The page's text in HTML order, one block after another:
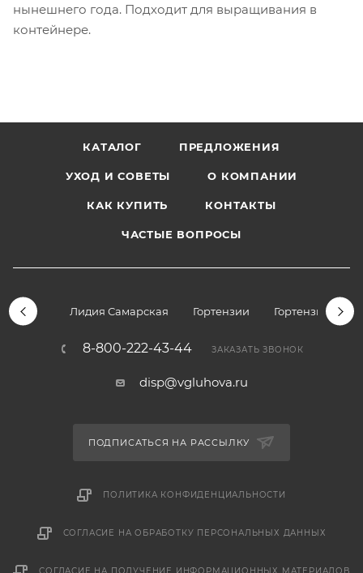
нынешнего года. Подходит для выращивания в
контейнере.
КАТАЛОГ ПРЕДЛОЖЕНИЯ
УХОД И СОВЕТЫ О КОМПАНИИ
КАК КУПИТЬ КОНТАКТЫ
ЧАСТЫЕ ВОПРОСЫ
Лидия Самарская Гортензии Гортензии
8-800-222-43-44 ЗАКАЗАТЬ ЗВОНОК
disp@vgluhova.ru
ПОДПИСАТЬСЯ НА РАССЫЛКУ
ПОЛИТИКА КОНФИДЕНЦИАЛЬНОСТИ
СОГЛАСИЕ НА ОБРАБОТКУ ПЕРСОНАЛЬНЫХ ДАННЫХ